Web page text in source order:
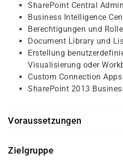
SharePoint Central
Business Intelligence
Berechtigungen und
Document Library und
Erstellung
Visualisierung oder
Custom Connection
SharePoint 2013
Voraussetzungen
folgende Vorkenntnisse
Zielgruppe